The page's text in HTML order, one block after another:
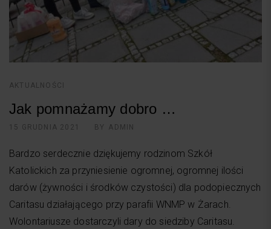
AKTUALNOŚCI
Jak pomnażamy dobro …
15 GRUDNIA 2021 BY ADMIN
Bardzo serdecznie dziękujemy rodzinom Szkół
Katolickich za przyniesienie ogromnej, ogromnej ilości
darów (żywności i środków czystości) dla podopiecznych
Caritasu działającego przy parafii WNMP w Żarach.
Wolontariusze dostarczyli dary do siedziby Caritasu.